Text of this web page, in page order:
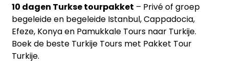
10 dagen Turkse tourpakket – Privé of groep
begeleide en begeleide Istanbul, Cappadocia,
Efeze, Konya en Pamukkale Tours naar Turkije.
Boek de beste Turkije Tours met Pakket Tour
Turkije.